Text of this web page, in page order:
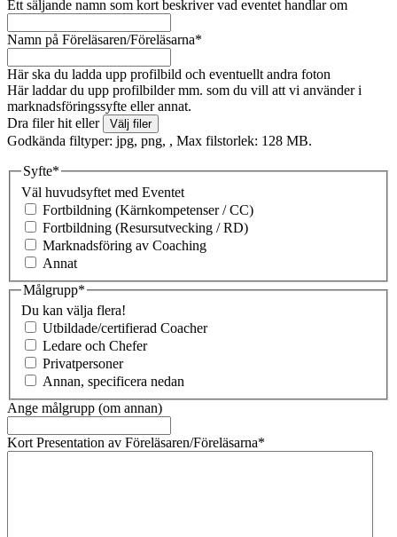
Ett säljande namn som kort beskriver vad eventet handlar om
Namn på Föreläsaren/Föreläsarna*
Här ska du ladda upp profilbild och eventuellt andra foton
Här laddar du upp profilbilder mm. som du vill att vi använder i
marknadsföringssyfte eller annat.
Dra filer hit eller
Välj filer
Godkända filtyper: jpg, png, , Max filstorlek: 128 MB.
Syfte*
Väl huvudsyftet med Eventet
Fortbildning (Kärnkompetenser / CC)
Fortbildning (Resursutvecking / RD)
Marknadsföring av Coaching
Annat
Målgrupp*
Du kan välja flera!
Utbildade/certifierad Coacher
Ledare och Chefer
Privatpersoner
Annan, specificera nedan
Ange målgrupp (om annan)
Kort Presentation av Föreläsaren/Föreläsarna*